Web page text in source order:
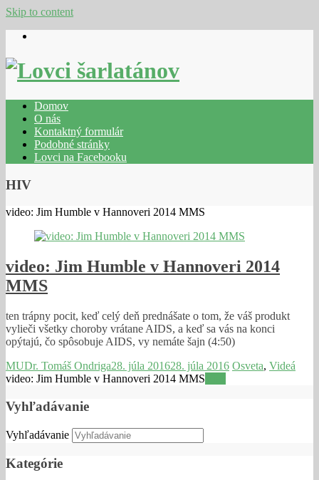
Skip to content
Domov
O nás
Kontaktný formulár
Podobné stránky
Lovci na Facebooku
HIV
video: Jim Humble v Hannoveri 2014 MMS
video: Jim Humble v Hannoveri 2014
MMS
ten trápny pocit, keď celý deň prednášate o tom, že váš produkt
vylieči všetky choroby vrátane AIDS, a keď sa vás na konci
opýtajú, čo spôsobuje AIDS, vy nemáte šajn (4:50)
MUDr. Tomáš Ondriga28. júla 201628. júla 2016 Osveta, Videá
video: Jim Humble v Hannoveri 2014 MMS
Vyhľadávanie
Vyhľadávanie
Kategórie